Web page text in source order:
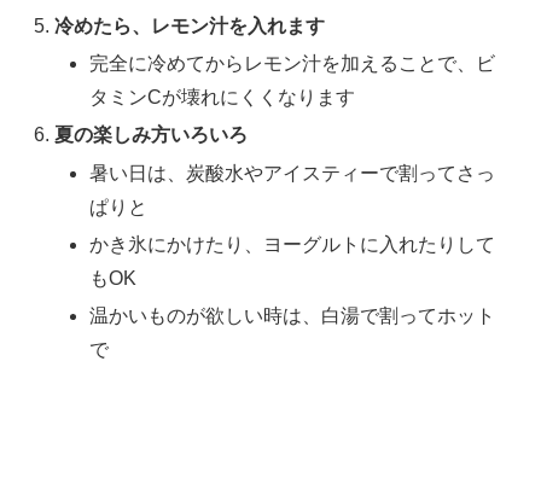
冷めたら、レモン汁を入れます
完全に冷めてからレモン汁を加えることで、ビ
タミンCが壊れにくくなります
夏の楽しみ方いろいろ
暑い日は、炭酸水やアイスティーで割ってさっ
ぱりと
かき氷にかけたり、ヨーグルトに入れたりして
もOK
温かいものが欲しい時は、白湯で割ってホット
で